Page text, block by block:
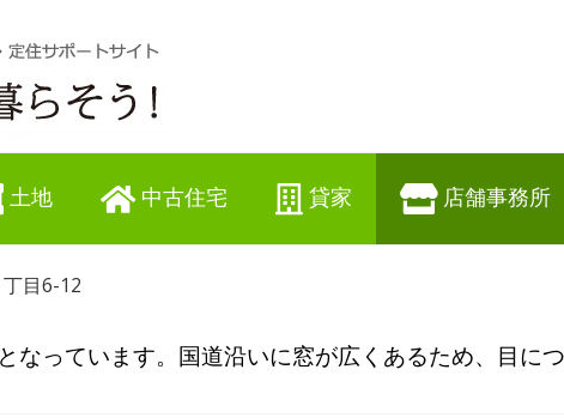
土地 中古住宅 貸家 店舗事務所
目6-12
なっています。国道沿いに窓が広くあるため、目に